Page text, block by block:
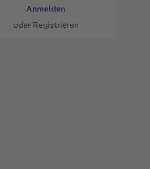
Anmelden
oder Registrieren